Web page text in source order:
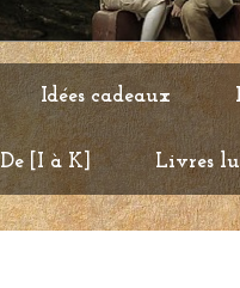
Idées cadeaux
De [I à K] Livres